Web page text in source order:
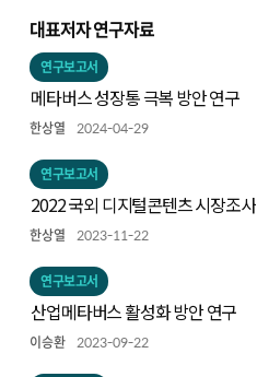
대표저자 연구자료
연구보고서
메타버스 성장통 극복 방안 연구
한상열 2024-04-29
연구보고서
2022 국외 디지털콘텐츠 시장조사
한상열 2023-11-22
연구보고서
산업메타버스 활성화 방안 연구
이승환 2023-09-22